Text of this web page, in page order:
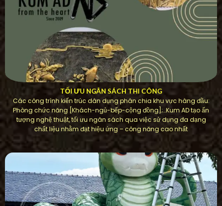
TỐI ƯU NGÂN SÁCH THI CÔNG
Các công trình kiến ​​trúc dân dụng phân chia khu vực hàng đầu:
Phòng chức năng [Khách-ngủ-bếp-cộng đồng];…Kum AD tạo ấn
tượng nghệ thuật, tối ưu ngân sách qua việc sử dụng đa dạng
chất liệu nhằm đạt hiệu ứng – công năng cao nhất